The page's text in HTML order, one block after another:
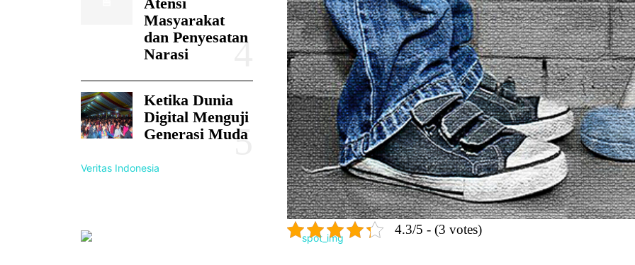
Masyarakat
dan Penyesatan
Narasi
Ketika Dunia
Digital Menguji
Generasi Muda
Veritas Indonesia
4.3/5 - (3 votes)